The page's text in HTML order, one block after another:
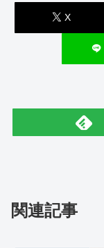
X
関連記事